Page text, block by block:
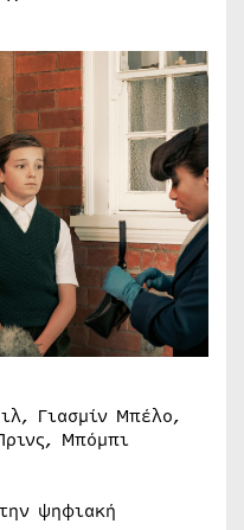
Γιασμίν Μπέλο,
Μπόμπι
ψηφιακή